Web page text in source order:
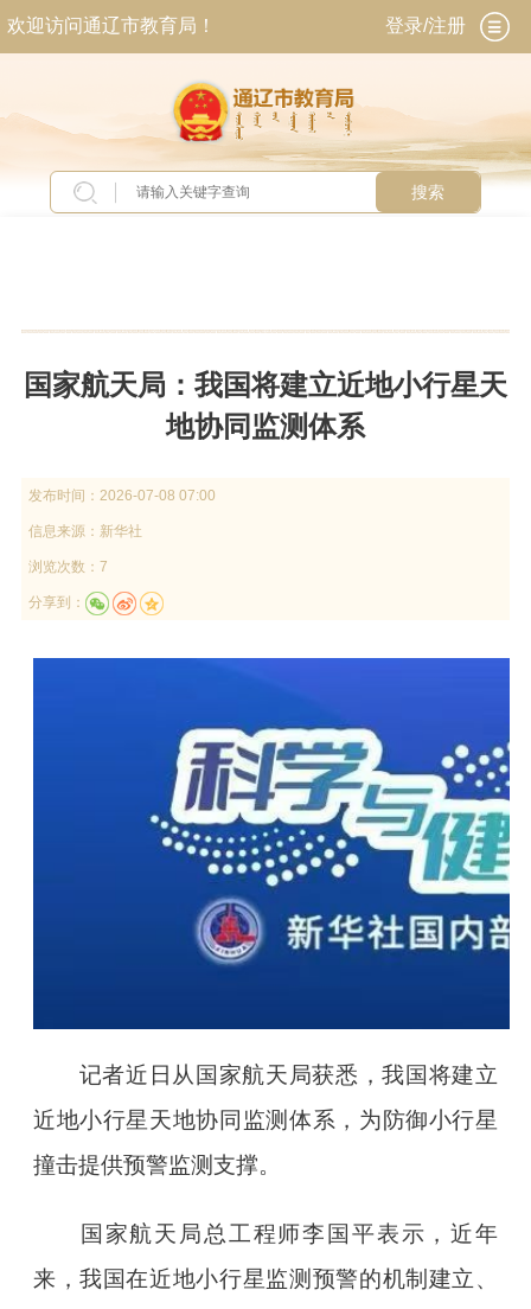
欢迎访问通辽市教育局！ 登录/注册
搜索
国家航天局：我国将建立近地小行星天
地协同监测体系
发布时间： 2026-07-08 07:00
信息来源： 新华社
浏览次数：7
分享到：
记者近日从国家航天局获悉，我国将建立
近地小行星天地协同监测体系，为防御小行星
撞击提供预警监测支撑。
国家航天局总工程师李国平表示，近年
来，我国在近地小行星监测预警的机制建立、